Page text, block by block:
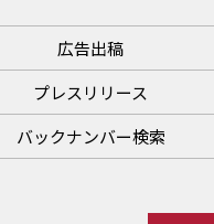
広告出稿
プレスリリース
バックナンバー検索